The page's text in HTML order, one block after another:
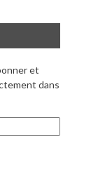
et
dans